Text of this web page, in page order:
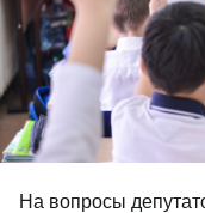
На вопросы